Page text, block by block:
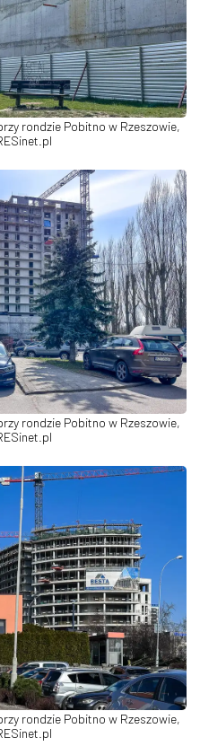
rondzie Pobitno w Rzeszowie,
rondzie Pobitno w Rzeszowie,
rondzie Pobitno w Rzeszowie,